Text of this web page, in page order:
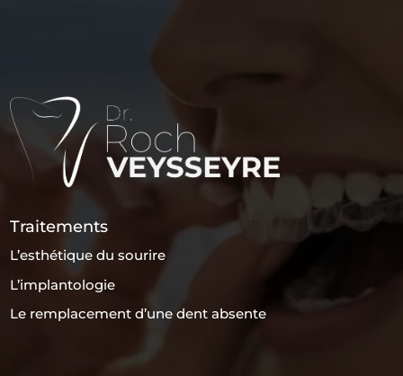
Traitements
L’esthétique du sourire
L’implantologie
Le remplacement d’une dent absente